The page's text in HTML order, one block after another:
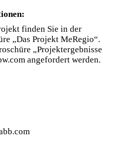
finden Sie in der
„Das Projekt MeRegio“.
„Projektergebnisse
angefordert werden.